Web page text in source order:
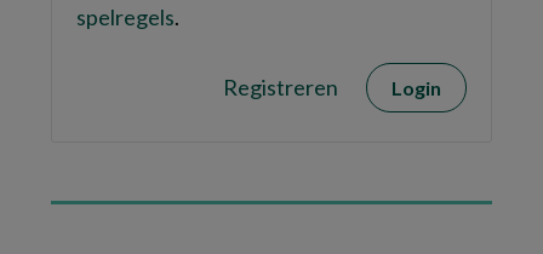
spelregels.
Registreren Login